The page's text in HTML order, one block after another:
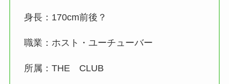
身長：170cm前後？
職業：ホスト・ユーチューバー
所属：THE CLUB